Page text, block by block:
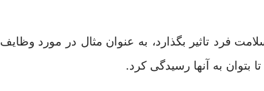
فرد تاثیر بگذارد، به عنوان مثال در مورد
به آنها رسیدگی کرد.